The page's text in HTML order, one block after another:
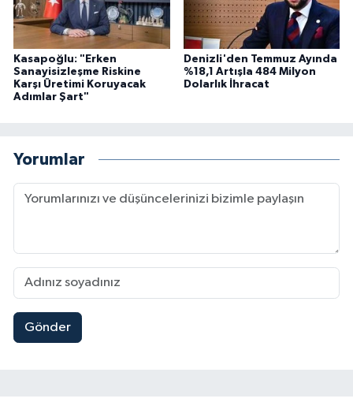
Kasapoğlu: "Erken
Sanayisizleşme Riskine
Karşı Üretimi Koruyacak
Adımlar Şart"
Denizli'den Temmuz Ayında
%18,1 Artışla 484 Milyon
Dolarlık İhracat
Yorumlar
Gönder